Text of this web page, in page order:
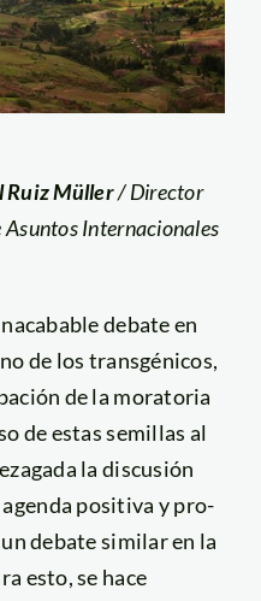
Ruiz Müller/ Director
Asuntos Internacionales
debate en
de los transgénicos,
de la moratoria
de estas semillas al
la discusión
positiva y pro-
debate similar en la
esto, se hace